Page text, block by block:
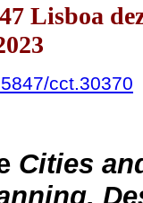
Lisboa
cct.30370
Cities